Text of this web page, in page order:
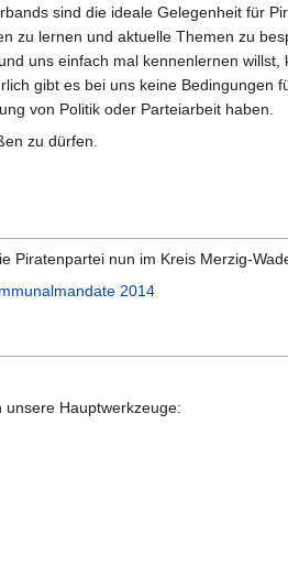
sind die ideale Gelegenheit für
zu lernen und aktuelle Themen zu
uns einfach mal kennenlernen
gibt es bei uns keine Bedingungen
von Politik oder Parteiarbeit haben.
zu dürfen.
Piratenpartei nun im Kreis Merzig-
2014
unsere Hauptwerkzeuge: